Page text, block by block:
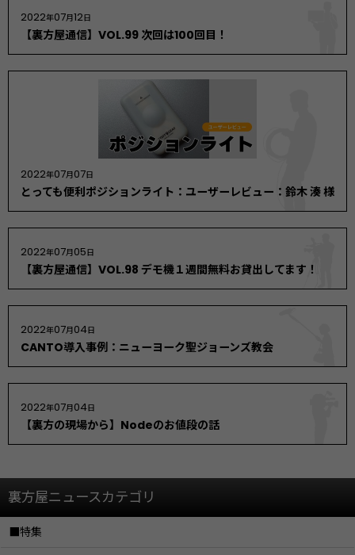
2022年07月12日
【裏方屋通信】VOL.99 次回は100回目！
2022年07月07日
とっても便利ポジションライト：ユーザーレビュー：鈴木 湊 様
2022年07月05日
【裏方屋通信】VOL.98 デモ機１週間無料お貸出してます！
2022年07月04日
CANTO導入事例：ニューヨーク聖ジョーンズ教会
2022年07月04日
【裏方の現場から】Nodeのお値段の話
裏方屋ニュースカテゴリ
■特集